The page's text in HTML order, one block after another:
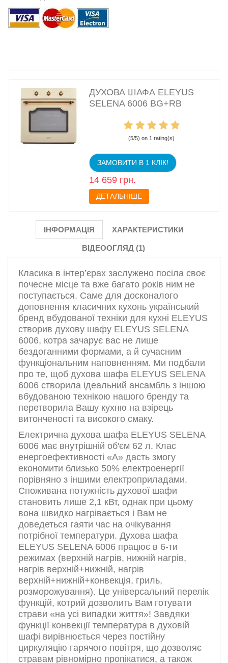
ДУХОВА ШАФА ELEYUS
SELENA 6006 BG+RB
(5/5) on 1 rating(s)
ЗАМОВИТИ В 1 КЛІК!
14 659 грн.
ДЕТАЛЬНІШЕ
ІНФОРМАЦІЯ ХАРАКТЕРИСТИКИ
ВІДЕООГЛЯД (1)
Класика в інтер’єрах заслужено посіла своє
почесне місце та вже багато років ним не
поступається. Саме для досконалого
доповнення класичних кухонь український
бренд вбудованої техніки для кухні ELEYUS
створив духову шафу ELEYUS SELENA
6006, котра зачарує вас не лише
бездоганними формами, а й сучасним
функціональним наповненням. Ми подбали
про те, щоб духова шафа ELEYUS SELENA
6006 створила ідеальний ансамбль з іншою
вбудованою технікою нашого бренду та
перетворила Вашу кухню на взірець
витонченості та високого смаку.
Електрична духова шафа ELEYUS SELENA
6006 має внутрішній об'єм 62 л. Клас
енергоефективності «А» дасть змогу
економити близько 50% електроенергії
порівняно з іншими електроприладами.
Споживана потужність духової шафи
становить лише 2,1 кВт, однак при цьому
вона швидко нагрівається і Вам не
доведеться гаяти час на очікування
потрібної температури. Духова шафа
ELEYUS SELENA 6006 працює в 6-ти
режимах (верхній нагрів, нижній нагрів,
нагрів верхній+нижній, нагрів
верхній+нижній+конвекція, гриль,
розморожування). Це універсальний перелік
функцій, котрий дозволить Вам готувати
страви «на усі випадки життя»! Завдяки
функції конвекції температура в духовій
шафі вирівнюється через постійну
циркуляцію гарячого повітря, що дозволяє
стравам рівномірно пропікатися, а також